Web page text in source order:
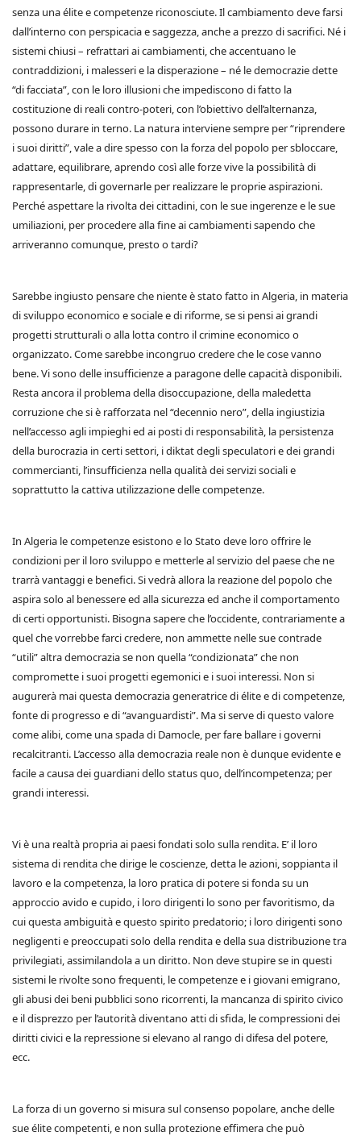
senza una élite e competenze riconosciute. Il cambiamento deve farsi
dall’interno con perspicacia e saggezza, anche a prezzo di sacrifici. Né i
sistemi chiusi – refrattari ai cambiamenti, che accentuano le
contraddizioni, i malesseri e la disperazione – né le democrazie dette
“di facciata”, con le loro illusioni che impediscono di fatto la
costituzione di reali contro-poteri, con l’obiettivo dell’alternanza,
possono durare in terno. La natura interviene sempre per “riprendere
i suoi diritti”, vale a dire spesso con la forza del popolo per sbloccare,
adattare, equilibrare, aprendo così alle forze vive la possibilità di
rappresentarle, di governarle per realizzare le proprie aspirazioni.
Perché aspettare la rivolta dei cittadini, con le sue ingerenze e le sue
umiliazioni, per procedere alla fine ai cambiamenti sapendo che
arriveranno comunque, presto o tardi?
Sarebbe ingiusto pensare che niente è stato fatto in Algeria, in materia
di sviluppo economico e sociale e di riforme, se si pensi ai grandi
progetti strutturali o alla lotta contro il crimine economico o
organizzato. Come sarebbe incongruo credere che le cose vanno
bene. Vi sono delle insufficienze a paragone delle capacità disponibili.
Resta ancora il problema della disoccupazione, della maledetta
corruzione che si è rafforzata nel “decennio nero”, della ingiustizia
nell’accesso agli impieghi ed ai posti di responsabilità, la persistenza
della burocrazia in certi settori, i diktat degli speculatori e dei grandi
commercianti, l’insufficienza nella qualità dei servizi sociali e
soprattutto la cattiva utilizzazione delle competenze.
In Algeria le competenze esistono e lo Stato deve loro offrire le
condizioni per il loro sviluppo e metterle al servizio del paese che ne
trarrà vantaggi e benefici. Si vedrà allora la reazione del popolo che
aspira solo al benessere ed alla sicurezza ed anche il comportamento
di certi opportunisti. Bisogna sapere che l’occidente, contrariamente a
quel che vorrebbe farci credere, non ammette nelle sue contrade
“utili” altra democrazia se non quella “condizionata” che non
compromette i suoi progetti egemonici e i suoi interessi. Non si
augurerà mai questa democrazia generatrice di élite e di competenze,
fonte di progresso e di “avanguardisti”. Ma si serve di questo valore
come alibi, come una spada di Damocle, per fare ballare i governi
recalcitranti. L’accesso alla democrazia reale non è dunque evidente e
facile a causa dei guardiani dello status quo, dell’incompetenza; per
grandi interessi.
Vi è una realtà propria ai paesi fondati solo sulla rendita. E’ il loro
sistema di rendita che dirige le coscienze, detta le azioni, soppianta il
lavoro e la competenza, la loro pratica di potere si fonda su un
approccio avido e cupido, i loro dirigenti lo sono per favoritismo, da
cui questa ambiguità e questo spirito predatorio; i loro dirigenti sono
negligenti e preoccupati solo della rendita e della sua distribuzione tra
privilegiati, assimilandola a un diritto. Non deve stupire se in questi
sistemi le rivolte sono frequenti, le competenze e i giovani emigrano,
gli abusi dei beni pubblici sono ricorrenti, la mancanza di spirito civico
e il disprezzo per l’autorità diventano atti di sfida, le compressioni dei
diritti civici e la repressione si elevano al rango di difesa del potere,
ecc.
La forza di un governo si misura sul consenso popolare, anche delle
sue élite competenti, e non sulla protezione effimera che può